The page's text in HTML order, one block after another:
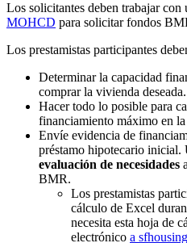
Los solicitantes deben trabajar con
MOHCD para solicitar fondos
Los prestamistas participantes
Determinar la capacidad
comprar la vivienda deseada.
Hacer todo lo posible para
financiamiento máximo en
Envíe evidencia de
préstamo hipotecario inicial.
evaluación de necesidades
BMR.
Los prestamistas
cálculo de Excel
necesita esta hoja de
electrónico a